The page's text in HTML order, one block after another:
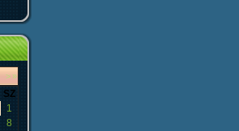
>»
SZ
1
8